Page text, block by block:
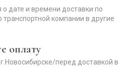
дате и времени доставки по
транспортной компании в другие
оплату
перед доставкой в